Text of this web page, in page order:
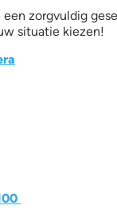
zorgvuldig
situatie kiezen!